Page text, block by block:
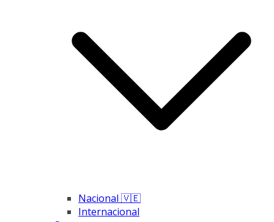
Nacional 🇻🇪
Internacional